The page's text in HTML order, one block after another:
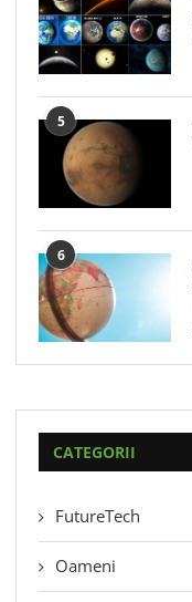
5
6
CATEGORII
FutureTech
Oameni